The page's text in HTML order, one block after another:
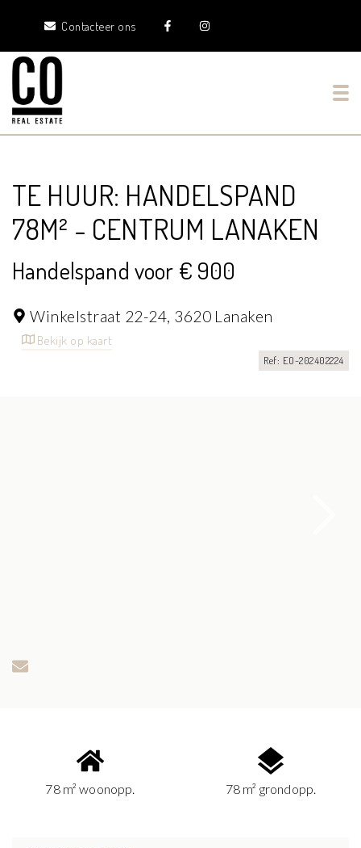
Contacteer ons
TE HUUR: HANDELSPAND
78M² - CENTRUM LANAKEN
Handelspand voor € 900
Winkelstraat 22-24, 3620 Lanaken
Bekijk op kaart
Ref: EO-202402224
78 m² woonopp. 78 m² grondopp.